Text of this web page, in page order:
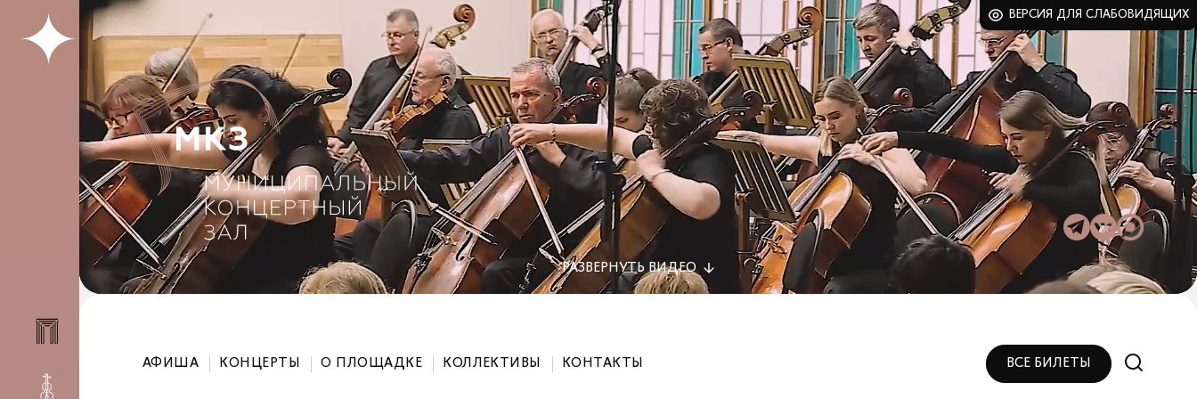
ВЕРСИЯ ДЛЯ СЛАБОВИДЯЩИХ
РАЗВЕРНУТЬВИДЕО
АФИША КОНЦЕРТЫ О ПЛОЩАДКЕ КОЛЛЕКТИВЫ КОНТАКТЫ ВСЕ БИЛЕТЫ